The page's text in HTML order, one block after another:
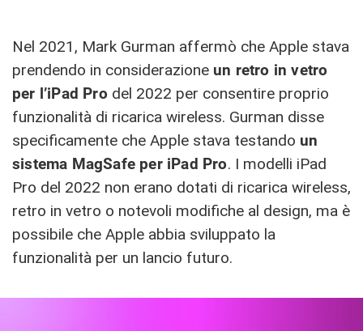
Nel 2021, Mark Gurman affermò che Apple stava
prendendo in considerazione un retro in vetro
per l’‌iPad Pro ‌ del 2022 per consentire proprio
funzionalità di ricarica wireless. Gurman disse
specificamente che Apple stava testando un
sistema ‌MagSafe‌ per ‌iPad Pro‌. I modelli ‌iPad
Pro‌ del 2022 non erano dotati di ricarica wireless,
retro in vetro o notevoli modifiche al design, ma è
possibile che Apple abbia sviluppato la
funzionalità per un lancio futuro.